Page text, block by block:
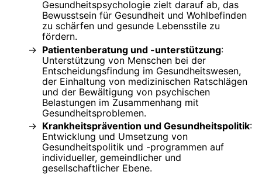
Gesundheitspsychologie zielt darauf ab, das
Bewusstsein für Gesundheit und Wohlbefinden
zu schärfen und gesunde Lebensstile zu
fördern.
Patientenberatung und -unterstützung:
Unterstützung von Menschen bei der
Entscheidungsfindung im Gesundheitswesen,
der Einhaltung von medizinischen Ratschlägen
und der Bewältigung von psychischen
Belastungen im Zusammenhang mit
Gesundheitsproblemen.
Krankheitsprävention und Gesundheitspolitik:
Entwicklung und Umsetzung von
Gesundheitspolitik und -programmen auf
individueller, gemeindlicher und
gesellschaftlicher Ebene.